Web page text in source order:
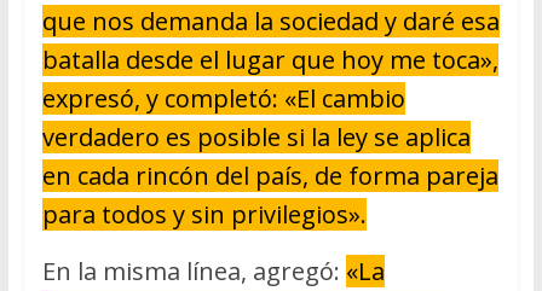
que nos demanda la sociedad y daré esa
batalla desde el lugar que hoy me toca»,
expresó, y completó: «El cambio
verdadero es posible si la ley se aplica
en cada rincón del país, de forma pareja
para todos y sin privilegios».
En la misma línea, agregó: «La